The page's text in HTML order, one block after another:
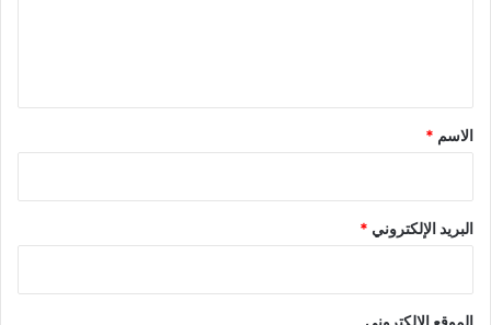
*
الاسم *
البريد الإلكتروني *
الموقع الإلكتروني